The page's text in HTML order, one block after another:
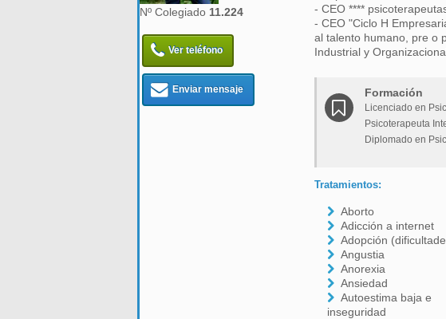
Nº Colegiado 11.224
Ver teléfono
Enviar mensaje
- CEO ****
- CEO "Ciclo H
al talento humano, pre o
Industrial y
Formación
Licenciado en
Psicoterapeuta
Diplomado en
Tratamientos:
Aborto
Adicción a internet
Adopción
Angustia
Anorexia
Ansiedad
Autoestima baja e
inseguridad